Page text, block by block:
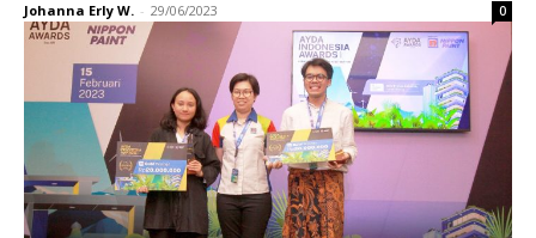
Johanna Erly W. - 29/06/2023 0